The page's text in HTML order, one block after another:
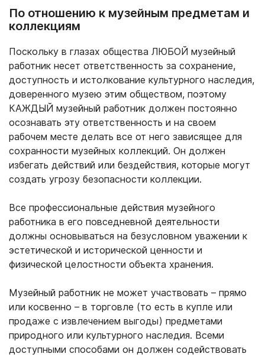
По отношению к музейным предметам и
коллекциям
Поскольку в глазах общества ЛЮБОЙ музейный
работник несет ответственность за сохранение,
доступность и истолкование культурного наследия,
доверенного музею этим обществом, поэтому
КАЖДЫЙ музейный работник должен постоянно
осознавать эту ответственность и на своем
рабочем месте делать все от него зависящее для
сохранности музейных коллекций. Он должен
избегать действий или бездействия, которые могут
создать угрозу безопасности коллекции.
Все профессиональные действия музейного
работника в его повседневной деятельности
должны основываться на безусловном уважении к
эстетической и исторической ценности и
физической целостности объекта хранения.
Музейный работник не может участвовать – прямо
или косвенно – в торговле (то есть в купле или
продаже с извлечением выгоды) предметами
природного или культурного наследия. Всеми
доступными способами он должен содействовать